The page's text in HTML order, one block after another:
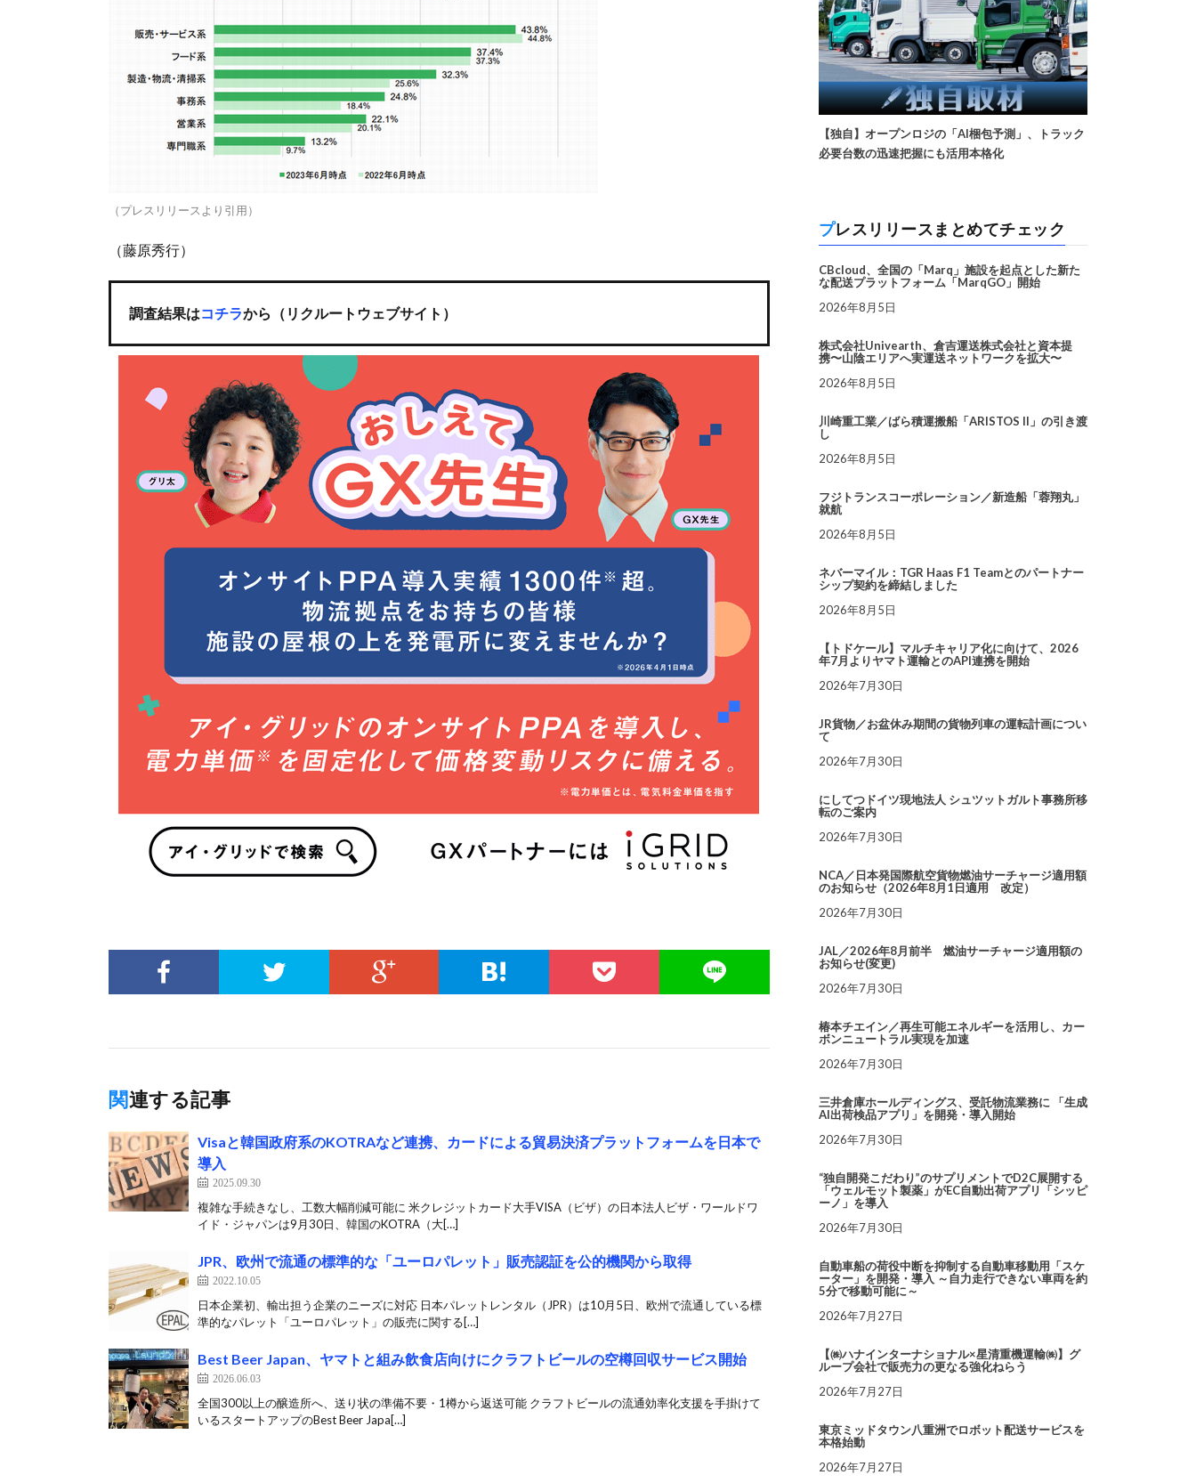
（プレスリリースより引用）
（藤原秀行）
調査結果はコチラから（リクルートウェブサイト）
関連する記事
Visaと韓国政府系のKOTRAなど連携、カードによる貿易決済プラットフォームを日本で
導入
2025.09.30
複雑な手続きなし、工数大幅削減可能に 米クレジットカード大手VISA（ビザ）の日本法人ビザ・ワールドワ
イド・ジャパンは9月30日、韓国のKOTRA（大[…]
JPR、欧州で流通の標準的な「ユーロパレット」販売認証を公的機関から取得
2022.10.05
日本企業初、輸出担う企業のニーズに対応 日本パレットレンタル（JPR）は10月5日、欧州で流通している標
準的なパレット「ユーロパレット」の販売に関する[…]
Best Beer Japan、ヤマトと組み飲食店向けにクラフトビールの空樽回収サービス開始
2026.06.03
全国300以上の醸造所へ、送り状の準備不要・1樽から返送可能 クラフトビールの流通効率化支援を手掛けて
いるスタートアップのBest Beer Japa[…]
【独自】オープンロジの「AI梱包予測」、トラック
必要台数の迅速把握にも活用本格化
プレスリリースまとめてチェック
CBcloud、全国の「Marq」施設を起点とした新た
な配送プラットフォーム「MarqGO」開始
2026年8月5日
株式会社Univearth、倉吉運送株式会社と資本提
携〜山陰エリアへ実運送ネットワークを拡大〜
2026年8月5日
川崎重工業／ばら積運搬船「ARISTOS II」の引き渡
し
2026年8月5日
フジトランスコーポレーション／新造船「蓉翔丸」
就航
2026年8月5日
ネバーマイル：TGR Haas F1 Teamとのパートナー
シップ契約を締結しました
2026年8月5日
【トドケール】マルチキャリア化に向けて、2026
年7月よりヤマト運輸とのAPI連携を開始
2026年7月30日
JR貨物／お盆休み期間の貨物列車の運転計画につい
て
2026年7月30日
にしてつドイツ現地法人 シュツットガルト事務所移
転のご案内
2026年7月30日
NCA／日本発国際航空貨物燃油サーチャージ適用額
のお知らせ（2026年8月1日適用 改定）
2026年7月30日
JAL／2026年8月前半 燃油サーチャージ適用額の
お知らせ(変更)
2026年7月30日
椿本チエイン／再生可能エネルギーを活用し、カー
ボンニュートラル実現を加速
2026年7月30日
三井倉庫ホールディングス、受託物流業務に 「生成
AI出荷検品アプリ」を開発・導入開始
2026年7月30日
“独自開発こだわり”のサプリメントでD2C展開する
「ウェルモット製薬」がEC自動出荷アプリ「シッピ
ーノ」を導入
2026年7月30日
自動車船の荷役中断を抑制する自動車移動用「スケ
ーター」を開発・導入 ～自力走行できない車両を約
5分で移動可能に～
2026年7月27日
【㈱ハナインターナショナル×星清重機運輸㈱】グ
ループ会社で販売力の更なる強化ねらう
2026年7月27日
東京ミッドタウン八重洲でロボット配送サービスを
本格始動
2026年7月27日